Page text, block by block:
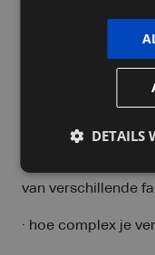
van de
Welk
situatie?
De keuze voor een
van verschillende
· hoe complex je
DETAILS